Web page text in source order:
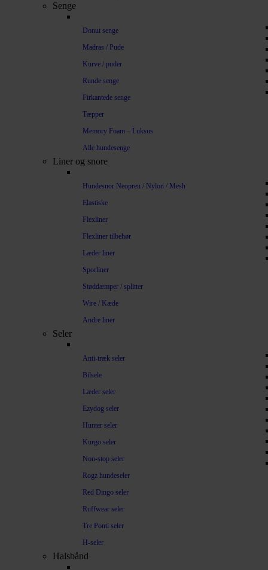
Senge
Donut senge
Madras / Pude
Kurve / puder
Runde senge
Firkantede senge
Tæpper
Memory Foam – Luksus
Alle hundesenge
Liner og snore
Hundesnor Neopren / Nylon / Mesh
Elastiske
Flexliner
Flexliner tilbehør
Læder liner
Sporliner
Støddæmper / splitter
Wire / Kæde
Andre liner
Seler
Anti-træk seler
Bilsele
Læder seler
Ezydog seler
Hunter seler
Kurgo seler
Non-stop seler
Rogz hundeseler
Red Dingo seler
Ruffwear seler
Tre Ponti seler
H-seler
Halsbånd